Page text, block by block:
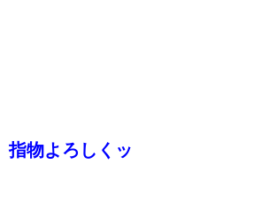
指物よろしくッ